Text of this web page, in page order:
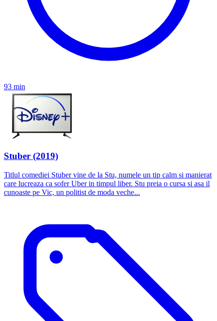
93 min
Stuber (2019)
Titlul comediei Stuber vine de la Stu, numele un tip calm si manierat
care lucreaza ca sofer Uber in timpul liber. Stu preia o cursa si asa il
cunoaste pe Vic, un politist de moda veche...